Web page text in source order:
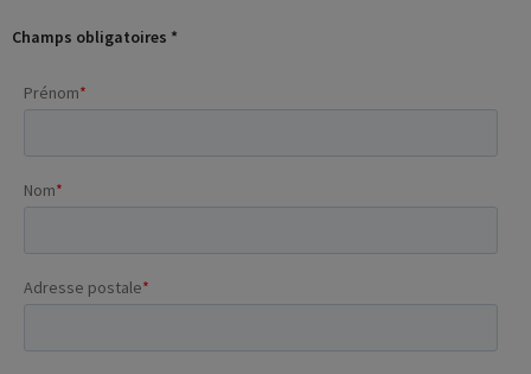
Champs obligatoires *